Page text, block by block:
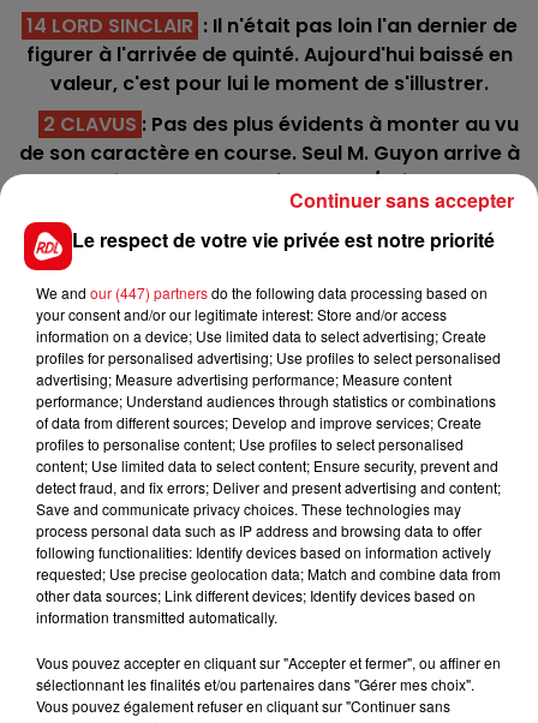
14 LORD SINCLAIR : Il n'était pas loin l'an dernier de
figurer à l'arrivée de quinté. Aujourd'hui baissé en
valeur, c'est pour lui le moment de s'illustrer.
2 CLAVUS : Pas des plus évidents à monter au vu
de son caractère en course. Seul M. Guyon arrive à
le canaliser, et peut espérer une 4/5 éme place
6 GREY TORNADO
terrain, moins souple il sera, mieux ce sera, car il
*************
En direct des pistes :
FILS D'ACTUS
Le respect de votre vie privée est notre priorité
We and our (447) partnersdo the following data processing based on
your consent and/or our legitimate interest: Store and/or access
information on a device; Use limited data to select advertising; Create
profiles for personalised advertising; Use profiles to select personalised
advertising; Measure advertising performance; Measure content
performance; Understand audiences through statistics or combinations
of data from different sources; Develop and improve services; Create
profiles to personalise content; Use profiles to select personalised
content; Use limited data to select content; Ensure security, prevent and
detect fraud, and fix errors; Deliver and present advertising and content;
Save and communicate privacy choices. These technologies may
process personal data such as IP address and browsing data to offer
following functionalities: Identify devices based on information actively
requested; Use precise geolocation data; Match and combine data from
other data sources; Link different devices; Identify devices based on
information transmitted automatically.
Vous pouvez accepter en cliquant sur "Accepter et fermer", ou affiner en
sélectionnant les finalités et/ou partenaires dans "Gérer mes choix".
Vous pouvez également refuser en cliquant sur "Continuer sans
Continuer sans accepter